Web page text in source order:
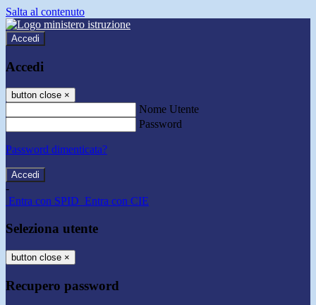
Salta al contenuto
Accedi
Accedi
button close ×
Nome Utente
Password
Password dimenticata?
-
Entra con SPID Entra con CIE
Seleziona utente
button close ×
Recupero password